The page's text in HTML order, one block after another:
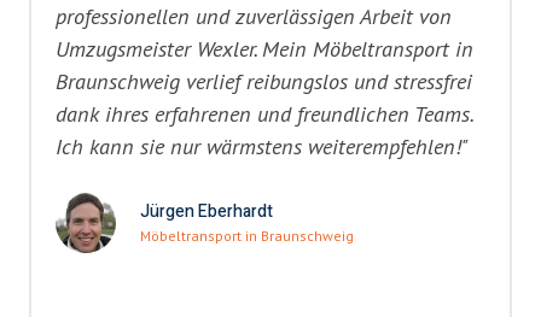
professionellen und zuverlässigen Arbeit von
Umzugsmeister Wexler. Mein Möbeltransport in
Braunschweig verlief reibungslos und stressfrei
dank ihres erfahrenen und freundlichen Teams.
Ich kann sie nur wärmstens weiterempfehlen!"
Jürgen Eberhardt
Möbeltransport in Braunschweig